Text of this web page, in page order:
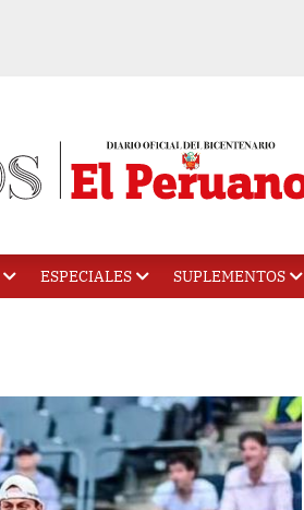
ESPECIALES SUPLEMENTOS